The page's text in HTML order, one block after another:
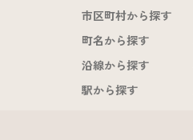
市区町村から探す
町名から探す
沿線から探す
駅から探す